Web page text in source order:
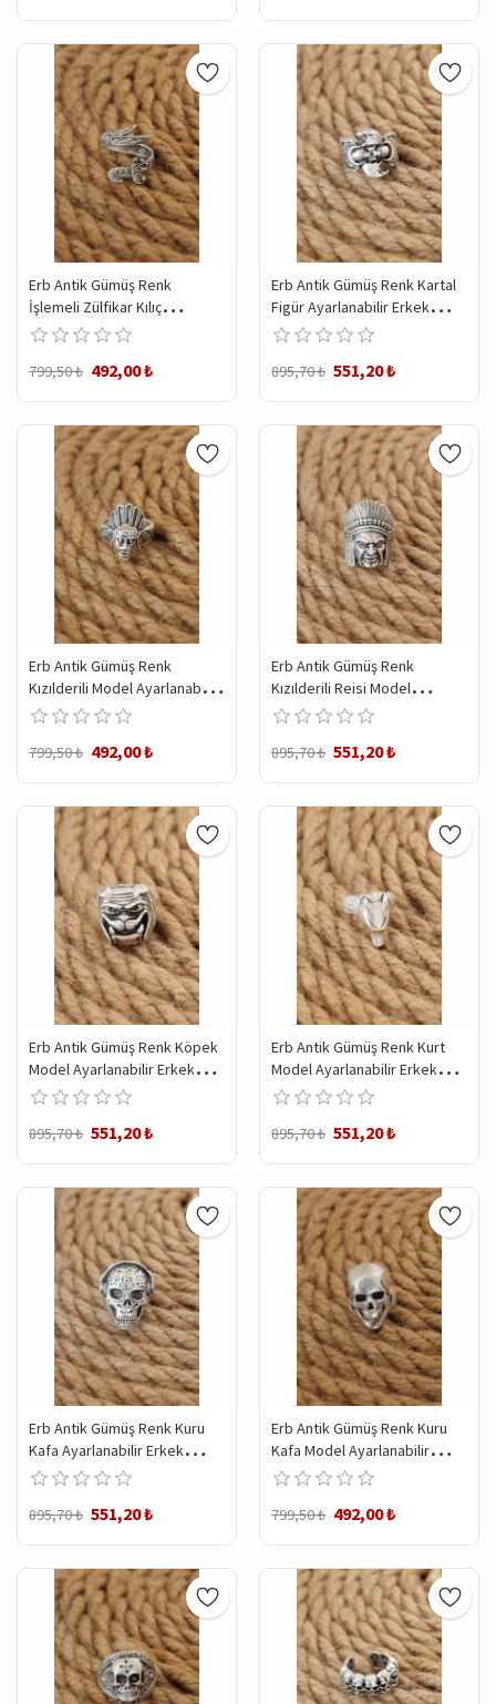
Erb Antik Gümüş Renk
İşlemeli Zülfikar Kılıç
Ayarlanabilir Erkek Yüzük
799,50 ₺ 492,00 ₺
Erb Antik Gümüş Renk Kartal
Figür Ayarlanabilir Erkek
Yüzük
895,70 ₺ 551,20 ₺
Erb Antik Gümüş Renk
Kızılderili Model Ayarlanabilir
Erkek Yüzük
799,50 ₺ 492,00 ₺
Erb Antik Gümüş Renk
Kızılderili Reisi Model
Ayarlanabilir Erkek Yüzük
895,70 ₺ 551,20 ₺
Erb Antik Gümüş Renk Köpek
Model Ayarlanabilir Erkek
Yüzük
895,70 ₺ 551,20 ₺
Erb Antik Gümüş Renk Kurt
Model Ayarlanabilir Erkek
Yüzük
895,70 ₺ 551,20 ₺
Erb Antik Gümüş Renk Kuru
Kafa Ayarlanabilir Erkek
Yüzük
895,70 ₺ 551,20 ₺
Erb Antik Gümüş Renk Kuru
Kafa Model Ayarlanabilir
Erkek Yüzük
799,50 ₺ 492,00 ₺